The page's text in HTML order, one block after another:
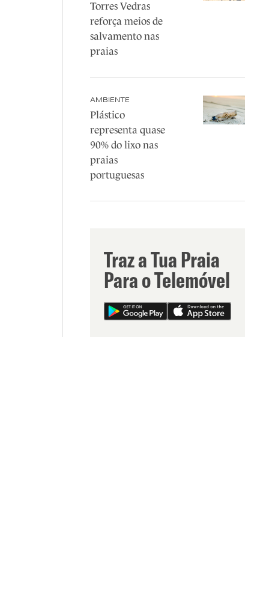
Torres Vedras
reforça meios de
salvamento nas
praias
AMBIENTE
Plástico
representa quase
90% do lixo nas
praias
portuguesas
Traz a Tua Praia
Para o Telemóvel